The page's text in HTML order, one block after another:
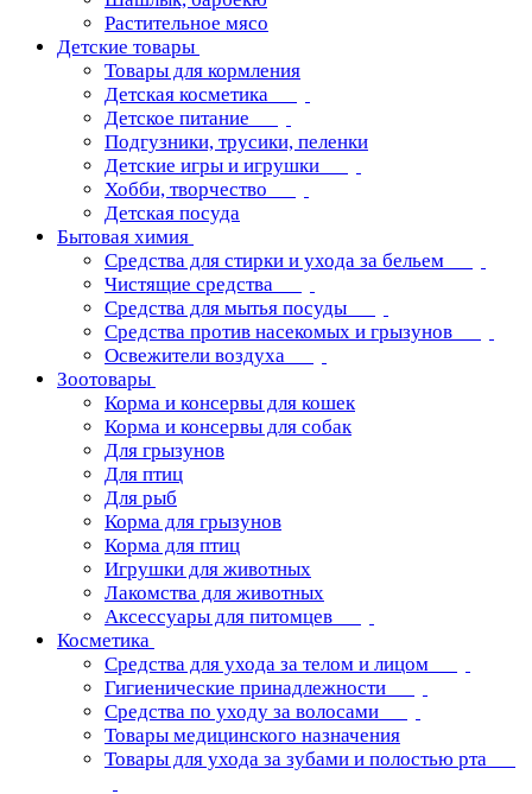
Растительное мясо
Детские товары
Товары для кормления
Детская косметика
Детское питание
Подгузники, трусики, пеленки
Детские игры и игрушки
Хобби, творчество
Детская посуда
Бытовая химия
Средства для стирки и ухода за бельем
Чистящие средства
Средства для мытья посуды
Средства против насекомых и грызунов
Освежители воздуха
Зоотовары
Корма и консервы для кошек
Корма и консервы для собак
Для грызунов
Для птиц
Для рыб
Корма для грызунов
Корма для птиц
Игрушки для животных
Лакомства для животных
Аксессуары для питомцев
Косметика
Средства для ухода за телом и лицом
Гигиенические принадлежности
Средства по уходу за волосами
Товары медицинского назначения
Товары для ухода за зубами и полостью рта